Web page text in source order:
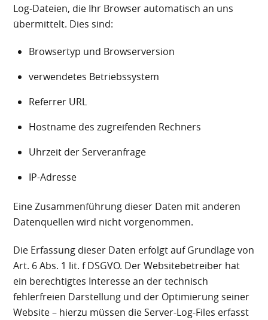
Log-Dateien, die Ihr Browser automatisch an uns
übermittelt. Dies sind:
Browsertyp und Browserversion
verwendetes Betriebssystem
Referrer URL
Hostname des zugreifenden Rechners
Uhrzeit der Serveranfrage
IP-Adresse
Eine Zusammenführung dieser Daten mit anderen
Datenquellen wird nicht vorgenommen.
Die Erfassung dieser Daten erfolgt auf Grundlage von
Art. 6 Abs. 1 lit. f DSGVO. Der Websitebetreiber hat
ein berechtigtes Interesse an der technisch
fehlerfreien Darstellung und der Optimierung seiner
Website – hierzu müssen die Server-Log-Files erfasst